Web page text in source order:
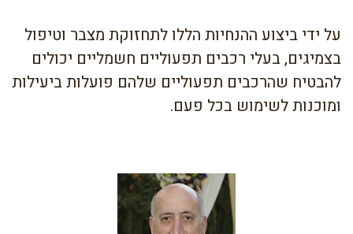
על ידי ביצוע ההנחיות הללו לתחזוקת מצבר וטיפול
בצמיגים, בעלי רכבים תפעוליים חשמליים יכולים
להבטיח שהרכבים תפעוליים שלהם פועלות ביעילות
ומוכנות לשימוש בכל פעם.